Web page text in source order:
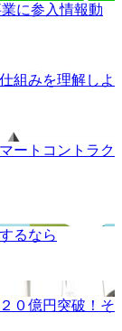
に参入情報動
組みを理解しよ
ートコントラク
るなら
０億円突破！そ